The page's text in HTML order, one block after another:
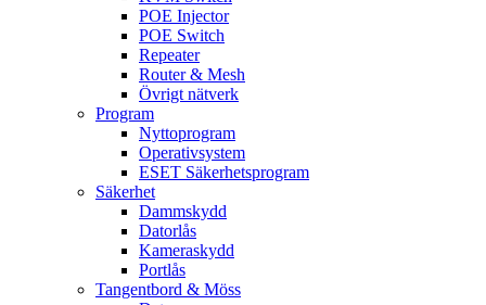
POE Injector
POE Switch
Repeater
Router & Mesh
Övrigt nätverk
Program
Nyttoprogram
Operativsystem
ESET Säkerhetsprogram
Säkerhet
Dammskydd
Datorlås
Kameraskydd
Portlås
Tangentbord & Möss